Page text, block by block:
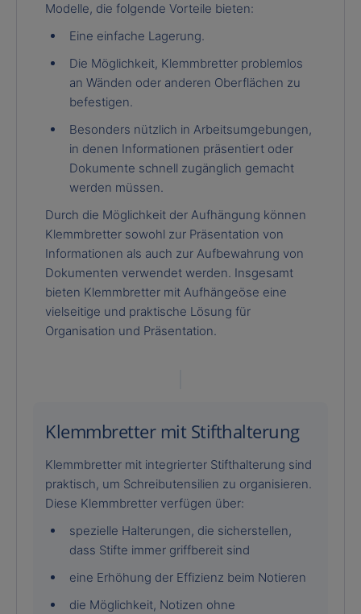
Modelle, die folgende Vorteile bieten:
Eine einfache Lagerung.
Die Möglichkeit, Klemmbretter problemlos
an Wänden oder anderen Oberflächen zu
befestigen.
Besonders nützlich in Arbeitsumgebungen,
in denen Informationen präsentiert oder
Dokumente schnell zugänglich gemacht
werden müssen.
Durch die Möglichkeit der Aufhängung können
Klemmbretter sowohl zur Präsentation von
Informationen als auch zur Aufbewahrung von
Dokumenten verwendet werden. Insgesamt
bieten Klemmbretter mit Aufhängeöse eine
vielseitige und praktische Lösung für
Organisation und Präsentation.
Klemmbretter mit Stifthalterung
Klemmbretter mit integrierter Stifthalterung sind
praktisch, um Schreibutensilien zu organisieren.
Diese Klemmbretter verfügen über:
spezielle Halterungen, die sicherstellen,
dass Stifte immer griffbereit sind
eine Erhöhung der Effizienz beim Notieren
die Möglichkeit, Notizen ohne